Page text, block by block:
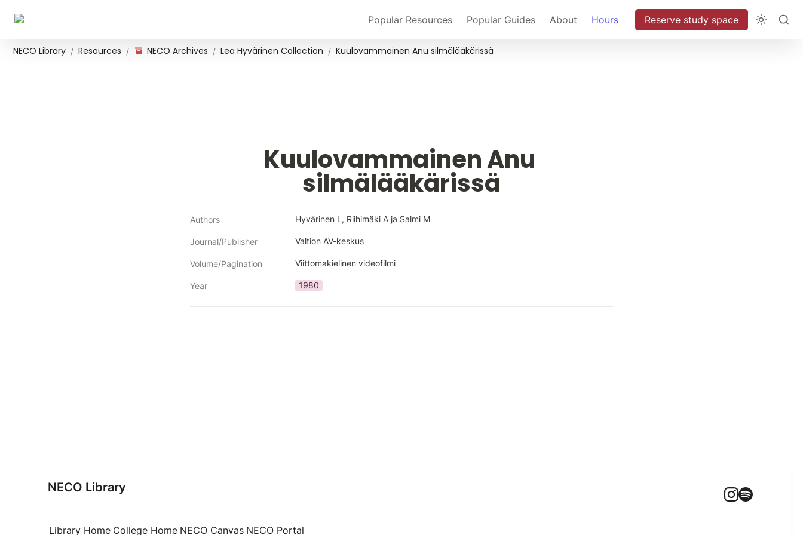
Popular Resources Popular Guides About Hours Reserve study space
NECO Library / Resources / NECO Archives / Lea Hyvärinen Collection / Kuulovammainen Anu silmälääkärissä
Kuulovammainen Anu
silmälääkärissä
Authors Hyvärinen L, Riihimäki A ja Salmi M
Journal/Publisher Valtion AV-keskus
Volume/Pagination Viittomakielinen videofilmi
Year 1980
NECO Library
Library Home College Home NECO Canvas NECO Portal